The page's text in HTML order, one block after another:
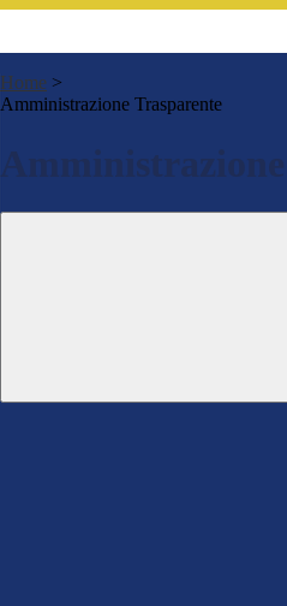
Home >
Amministrazione Trasparente